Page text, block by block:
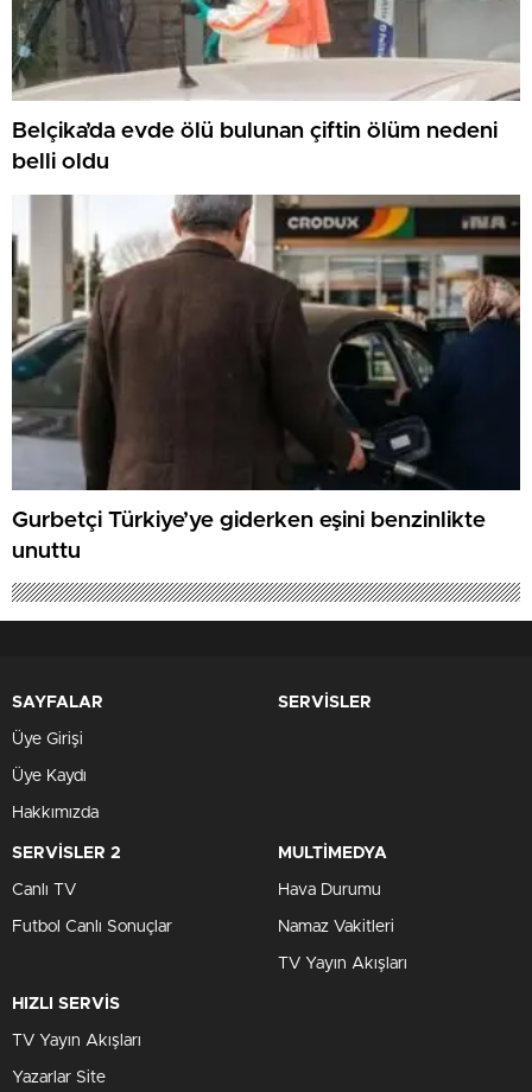
Belçika’da evde ölü bulunan çiftin ölüm nedeni
belli oldu
Gurbetçi Türkiye’ye giderken eşini benzinlikte
unuttu
SAYFALAR
Üye Girişi
Üye Kaydı
Hakkımızda
SERVİSLER
SERVİSLER 2
Canlı TV
Futbol Canlı Sonuçlar
MULTİMEDYA
Hava Durumu
Namaz Vakitleri
TV Yayın Akışları
HIZLI SERVİS
TV Yayın Akışları
Yazarlar Site